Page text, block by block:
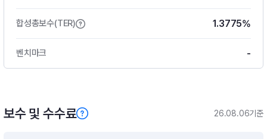
합성총보수(TER) 1.3775%
벤치마크 -
보수 및 수수료 26.08.06기준